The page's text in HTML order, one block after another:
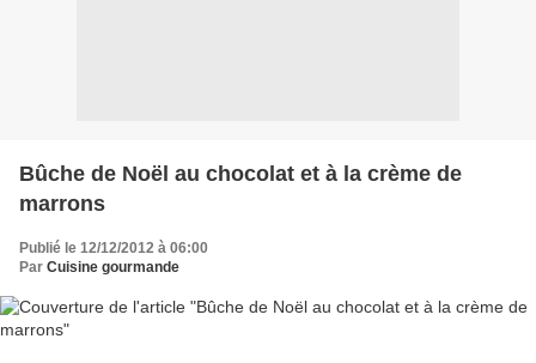
Bûche de Noël au chocolat et à la crème de
marrons
Publié le 12/12/2012 à 06:00
Par Cuisine gourmande